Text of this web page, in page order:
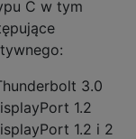
C w tym
3.0
1.2
1.2 i 2